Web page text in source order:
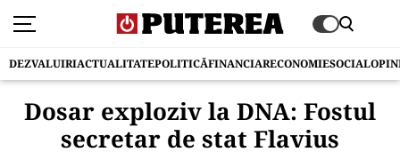
DEZVALUIRIACTUALITATEPOLITICĂFINANCIARECONOMIESOCIAL
Dosar exploziv la DNA: Fostul
secretar de stat Flavius